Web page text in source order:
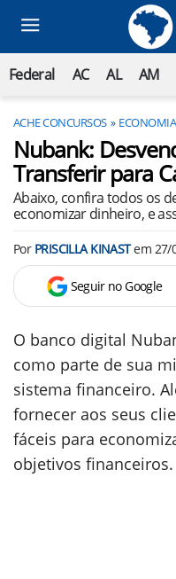
Federal AC AL AM
ACHE CONCURSOS ECONOMIA
Nubank:
Transferir para
Abaixo, confira todos os
economizar dinheiro, e
Por PRISCILLA KINASTem 27/
Seguir no Google
O banco digital
como parte de sua
sistema financeiro.
fornecer aos seus
fáceis para
objetivos financeiros.